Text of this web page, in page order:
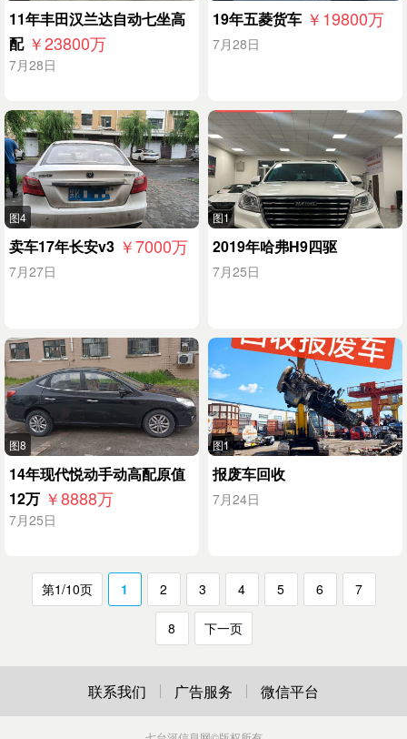
11年丰田汉兰达自动七坐高
配 ￥23800万
7月28日
19年五菱货车 ￥19800万
7月28日
图4
卖车17年长安v3 ￥7000万
7月27日
图1
2019年哈弗H9四驱
7月25日
图8
14年现代悦动手动高配原值
12万 ￥8888万
7月25日
图1
报废车回收
7月24日
第1/10页 1 2 3 4 5 6 7
8 下一页
联系我们 广告服务 微信平台